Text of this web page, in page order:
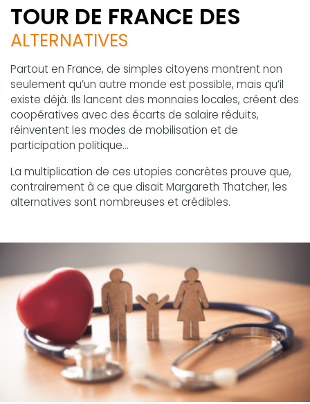
TOUR DE FRANCE DES
ALTERNATIVES
Partout en France, de simples citoyens montrent non
seulement qu’un autre monde est possible, mais qu’il
existe déjà. Ils lancent des monnaies locales, créent des
coopératives avec des écarts de salaire réduits,
réinventent les modes de mobilisation et de
participation politique…
La multiplication de ces utopies concrètes prouve que,
contrairement à ce que disait Margareth Thatcher, les
alternatives sont nombreuses et crédibles.